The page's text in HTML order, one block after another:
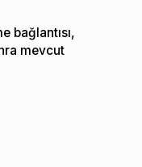
bağlantısı,
mevcut